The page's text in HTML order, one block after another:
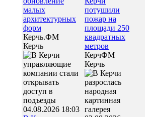
малых
архитектурных
форм
Керчь.ФМ
Керчь
04.08.2026 18:03
потушили
пожар на
площади 250
квадратных
метров
КерчФМ
Керчь